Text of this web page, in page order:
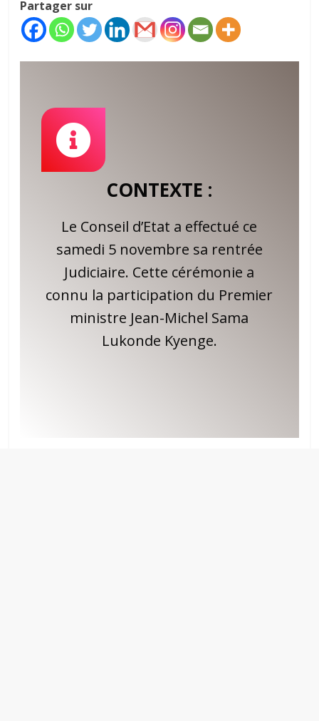
Partager sur
CONTEXTE :
Le Conseil d’Etat a effectué ce
samedi 5 novembre sa rentrée
Judiciaire. Cette cérémonie a
connu la participation du Premier
ministre Jean-Michel Sama
Lukonde Kyenge.